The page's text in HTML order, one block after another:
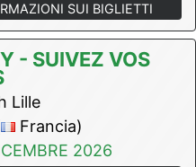
SUI BIGLIETTI
- SUIVEZ VOS
Lille
Francia)
2026